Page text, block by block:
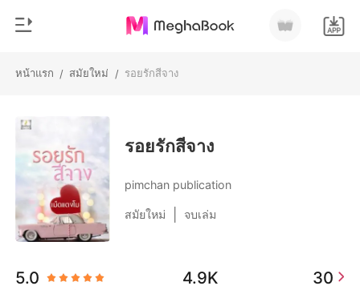
หน้าแรก / สมัยใหม่ / รอยรักสีจาง
ประวัติการอ่าน
ออกจากระบบ
ดาวน์โหลดแอป
หมวดหมู่
สมัยใหม่
ประวัติศาสตร์
โรแมนติก
มหาเศรษฐี
รอยรักสีจาง
pimchan publication
สมัยใหม่ จบเล่ม
5.0 4.9K 30